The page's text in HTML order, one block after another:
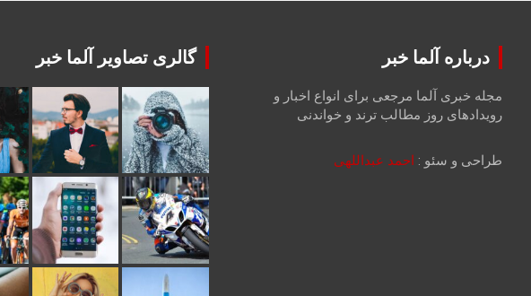
درباره آلما خبر
مجله خبری آلما مرجعی برای انواع اخبار و
رویدادهای روز مطالب ترند و خواندنی
طراحی و سئو : احمد عبداللهی
گالری تصاویر آلما خبر